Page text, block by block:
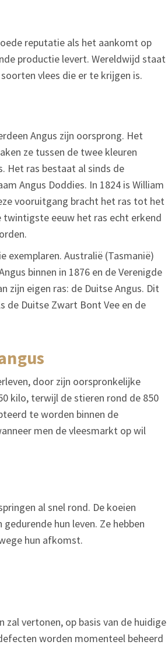
reputatie als het aankomt op
productie levert. Wereldwijd staat
vlees die er te krijgen is.
Angus zijn oorsprong. Het
ze tussen de twee kleuren
Het ras bestaat al sinds de
Angus Doddies. In 1824 is William
vooruitgang bracht het ras tot het
twintigste eeuw het ras echt erkend
exemplaren. Australië (Tasmanië)
binnen in 1876 en de Verenigde
zijn eigen ras: de Duitse Angus. Dit
de Duitse Zwart Bont Vee en de
door zijn oorspronkelijke
kilo, terwijl de stieren rond de 850
te worden binnen de
men de vleesmarkt op wil
al snel rond. De koeien
hun leven. Ze hebben
hun afkomst.
zal vertonen, op basis van de huidige
worden momenteel beheerd